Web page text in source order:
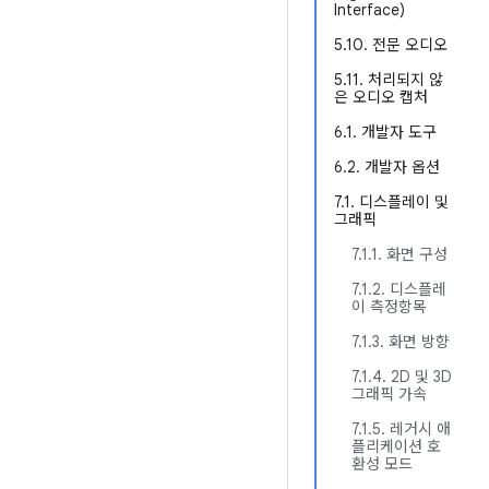
Interface)
5.10. 전문 오디오
5.11. 처리되지 않
은 오디오 캡처
6.1. 개발자 도구
6.2. 개발자 옵션
7.1. 디스플레이 및
그래픽
7.1.1. 화면 구성
7.1.2. 디스플레
이 측정항목
7.1.3. 화면 방향
7.1.4. 2D 및 3D
그래픽 가속
7.1.5. 레거시 애
플리케이션 호
환성 모드